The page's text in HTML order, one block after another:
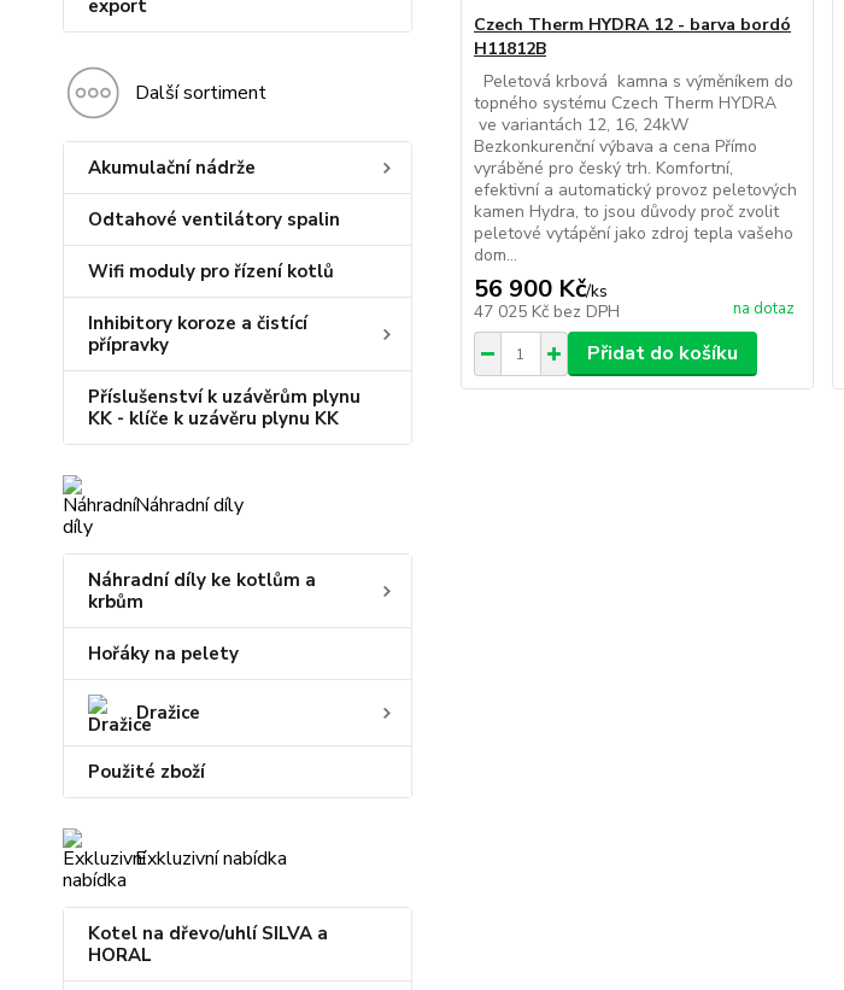
export
Další sortiment
Akumulační nádrže
Odtahové ventilátory spalin
Wifi moduly pro řízení kotlů
Inhibitory koroze a čistící
přípravky
Příslušenství k uzávěrům plynu
KK - klíče k uzávěru plynu KK
Náhradní díly
Náhradní díly ke kotlům a
krbům
Hořáky na pelety
Dražice
Použité zboží
Exkluzivní nabídka
Kotel na dřevo/uhlí SILVA a
HORAL
Czech Therm HYDRA 12 - barva bordó
H11812B
Peletová krbová kamna s výměníkem do
topného systému Czech Therm HYDRA
ve variantách 12, 16, 24kW
Bezkonkurenční výbava a cena Přímo
vyráběné pro český trh. Komfortní,
efektivní a automatický provoz peletových
kamen Hydra, to jsou důvody proč zvolit
peletové vytápění jako zdroj tepla vašeho
dom...
56 900 Kč/ks
47 025 Kč bez DPH na dotaz
Přidat do košíku